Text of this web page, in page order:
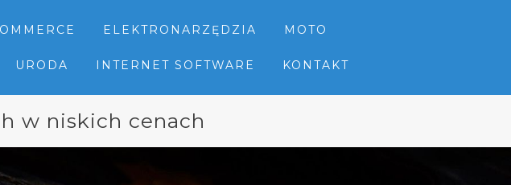
ELEKTRONARZĘDZIA MOTO
URODA INTERNET SOFTWARE KONTAKT
w niskich cenach